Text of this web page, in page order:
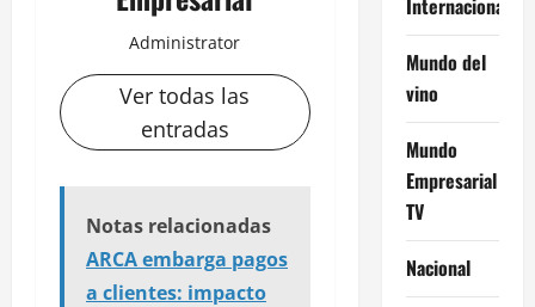
Administrator
Ver todas las
entradas
Notas relacionadas
ARCA embarga pagos
a clientes: impacto
Mundo del
vino
Mundo
Empresarial
TV
Nacional